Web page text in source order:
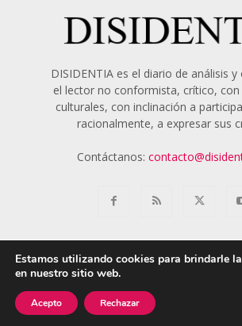
DISIDENTIA es el diario de análisis
el lector no conformista, crítico, con
culturales, con inclinación a
racionalmente, a expresar sus
Contáctanos:
© 2018 - 2024 Disidentia
Estamos utilizando cookies para brindarle
en nuestro sitio web.
Acepto Rechazar